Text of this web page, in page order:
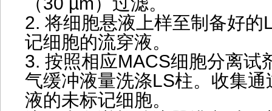
2. 将细胞悬液上样至制备好的
记细胞的流穿液。
3. 按照相应MACS细胞分离试
气缓冲液量洗涤LS柱。收集
液的未标记细胞。